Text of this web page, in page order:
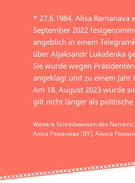
* 27.6.1984. Alisa Ramanava
September 2022
angeblich in einem
über Aljaksandr Lukašenka
Sie wurde wegen
angeklagt und zu einem Jahr
Am 18. August 2023 wurde
gilt nicht länger als politische
Weitere Schreibweisen des
Аліса Раманава (BY), Алиса